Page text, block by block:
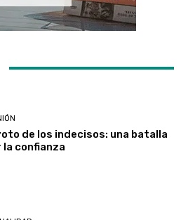
de los indecisos: una batalla
la confianza